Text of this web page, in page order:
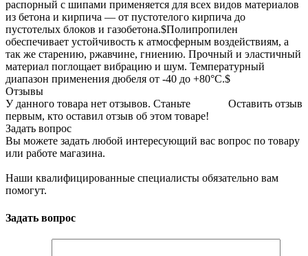
распорный с шипами применяется для всех видов материалов
из бетона и кирпича — от пустотелого кирпича до
пустотелых блоков и газобетона.$Полипропилен
обеспечивает устойчивость к атмосферным воздействиям, а
так же старению, ржавчине, гниению. Прочный и эластичный
материал поглощает вибрацию и шум. Температурный
диапазон применения дюбеля от -40 до +80°С.$
Отзывы
Оставить отзыв
У данного товара нет отзывов. Станьте
первым, кто оставил отзыв об этом товаре!
Задать вопрос
Вы можете задать любой интересующий вас вопрос по товару
или работе магазина.
Наши квалифицированные специалисты обязательно вам
помогут.
Задать вопрос